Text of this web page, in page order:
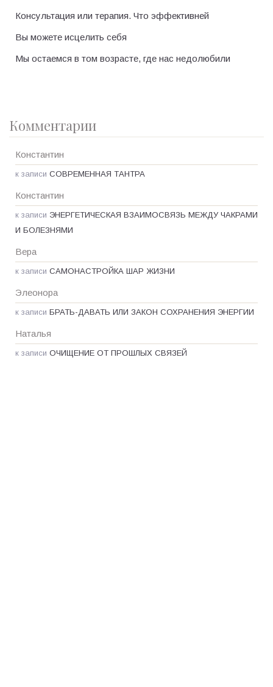
Консультация или терапия. Что эффективней
Вы можете исцелить себя
Мы остаемся в том возрасте, где нас недолюбили
Комментарии
Константин
к записи СОВРЕМЕННАЯ ТАНТРА
Константин
к записи ЭНЕРГЕТИЧЕСКАЯ ВЗАИМОСВЯЗЬ МЕЖДУ ЧАКРАМИ
И БОЛЕЗНЯМИ
Вера
к записи САМОНАСТРОЙКА ШАР ЖИЗНИ
Элеонора
к записи БРАТЬ-ДАВАТЬ ИЛИ ЗАКОН СОХРАНЕНИЯ ЭНЕРГИИ
Наталья
к записи ОЧИЩЕНИЕ ОТ ПРОШЛЫХ СВЯЗЕЙ